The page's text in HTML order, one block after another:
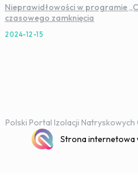
Nieprawidłowości w programie
czasowego zamknięcia
2024-12-15
Polski Portal Izolacji
Strona internetowa